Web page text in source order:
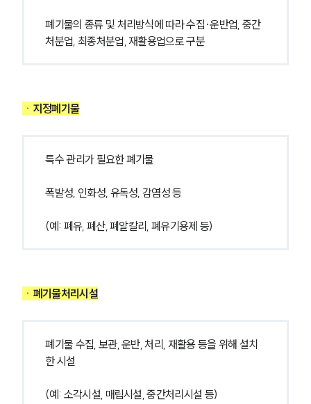
폐기물의 종류 및 처리방식에 따라 수집·운반업, 중간
처분업, 최종처분업, 재활용업으로 구분
ㆍ 지정폐기물
특수 관리가 필요한 폐기물
폭발성, 인화성, 유독성, 감염성 등
(예: 폐유, 폐산, 폐알칼리, 폐유기용제 등)
ㆍ 폐기물처리시설
폐기물 수집, 보관, 운반, 처리, 재활용 등을 위해 설치
한 시설
(예: 소각시설, 매립시설, 중간처리시설 등)